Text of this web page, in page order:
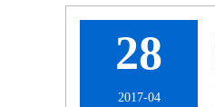
28
2017-04